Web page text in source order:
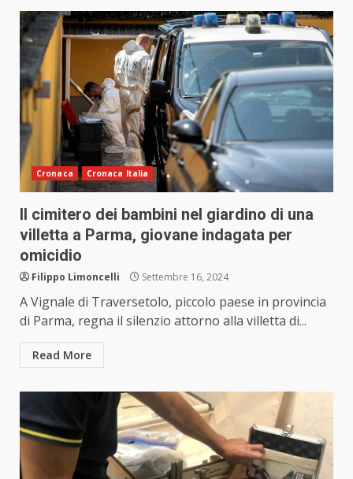
Cronaca Cronaca Italia
Il cimitero dei bambini nel giardino di una
villetta a Parma, giovane indagata per
omicidio
Filippo Limoncelli Settembre 16, 2024
A Vignale di Traversetolo, piccolo paese in provincia
di Parma, regna il silenzio attorno alla villetta di...
Read More